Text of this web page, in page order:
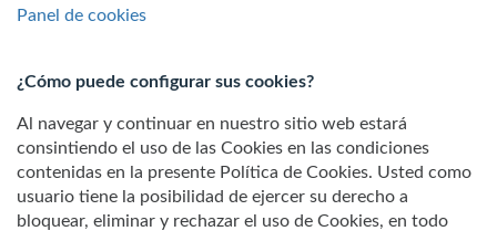
Panel de cookies
¿Cómo puede configurar sus cookies?
Al navegar y continuar en nuestro sitio web estará
consintiendo el uso de las Cookies en las condiciones
contenidas en la presente Política de Cookies. Usted como
usuario tiene la posibilidad de ejercer su derecho a
bloquear, eliminar y rechazar el uso de Cookies, en todo